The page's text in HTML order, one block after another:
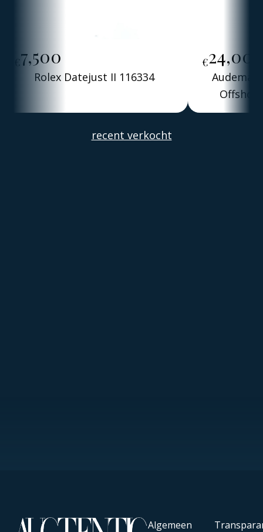
€7,500
Rolex Datejust II 116334
€
recent verkocht
Algemeen